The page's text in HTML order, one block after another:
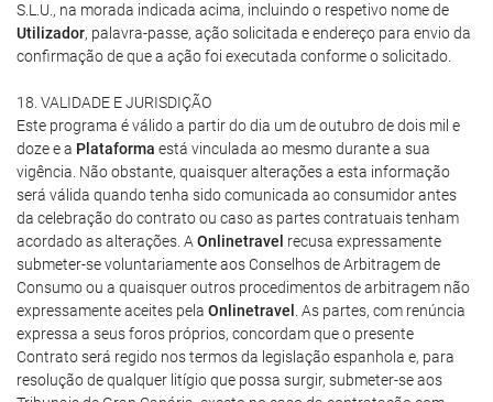
S.L.U., na morada indicada acima, incluindo o respetivo nome de
Utilizador, palavra-passe, ação solicitada e endereço para envio da
confirmação de que a ação foi executada conforme o solicitado.
18. VALIDADE E JURISDIÇÃO
Este programa é válido a partir do dia um de outubro de dois mil e
doze e a Plataforma está vinculada ao mesmo durante a sua
vigência. Não obstante, quaisquer alterações a esta informação
será válida quando tenha sido comunicada ao consumidor antes
da celebração do contrato ou caso as partes contratuais tenham
acordado as alterações. A Onlinetravel recusa expressamente
submeter-se voluntariamente aos Conselhos de Arbitragem de
Consumo ou a quaisquer outros procedimentos de arbitragem não
expressamente aceites pela Onlinetravel
. As partes, com renúncia
expressa a seus foros próprios, concordam que o presente
Contrato será regido nos termos da legislação espanhola e, para
resolução de qualquer litígio que possa surgir, submeter-se aos